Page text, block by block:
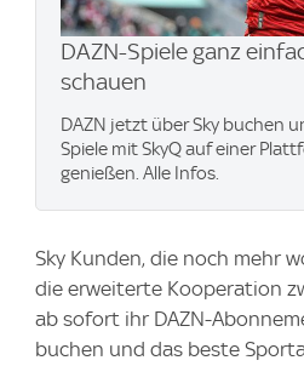
DAZN-Spiele ganz
schauen
DAZN jetzt über Sky buchen
Spiele mit SkyQ auf einer
genießen. Alle Infos.
Sky Kunden, die noch mehr
die erweiterte Kooperation
ab sofort ihr DAZN-
buchen und das beste